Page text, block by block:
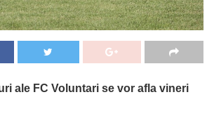
ale FC Voluntari se vor afla vineri